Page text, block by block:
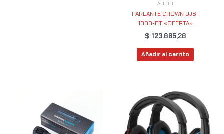
AUDIO
PARLANTE CROWN DJS-
1000-BT «OFERTA»
$ 123.865,28
Añadir al carrito